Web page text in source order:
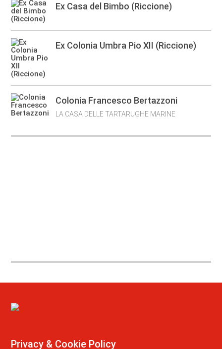
Ex Casa del Bimbo (Riccione)
Ex Colonia Umbra Pio XII (Riccione)
Colonia Francesco Bertazzoni
LA CASA DELLE TARTARUGHE MARINE
Privacy & Cookie Policy